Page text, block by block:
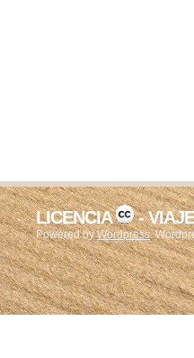
LICENCIA -
Powered byWordpress.